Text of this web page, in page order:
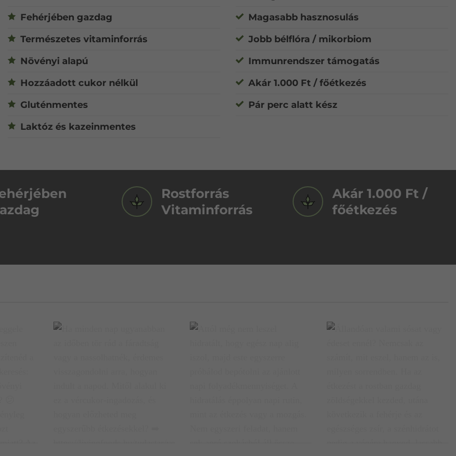
Fehérjében gazdag
Természetes vitaminforrás
Növényi alapú
Hozzáadott cukor nélkül
Gluténmentes
Laktóz és kazeinmentes
Magasabb hasznosulás
Jobb bélflóra / mikorbiom
Immunrendszer támogatás
Akár 1.000 Ft / főétkezés
Pár perc alatt kész
Rostforrás
Vitaminforrás
Akár 1.000 Ft /
főétkezés